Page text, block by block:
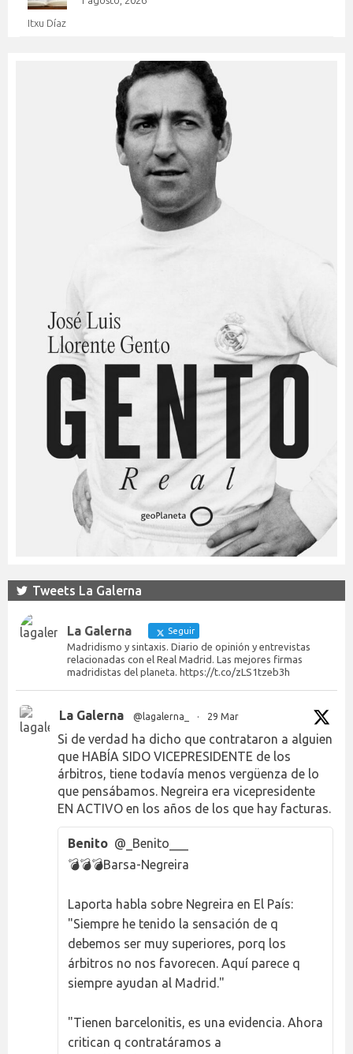
Itxu Díaz
Tweets La Galerna
La Galerna Seguir
Madridismo y sintaxis. Diario de opinión y entrevistas
relacionadas con el Real Madrid. Las mejores firmas
madridistas del planeta. https://t.co/zLS1tzeb3h
La Galerna @lagalerna_ · 29 Mar
Si de verdad ha dicho que contrataron a alguien
que HABÍA SIDO VICEPRESIDENTE de los
árbitros, tiene todavía menos vergüenza de lo
que pensábamos. Negreira era vicepresidente
EN ACTIVO en los años de los que hay facturas.
Benito @_Benito___
💣💣💣Barsa-Negreira
Laporta habla sobre Negreira en El País:
"Siempre he tenido la sensación de q
debemos ser muy superiores, porq los
árbitros no nos favorecen. Aquí parece q
siempre ayudan al Madrid."
"Tienen barcelonitis, es una evidencia. Ahora
critican q contratáramos a